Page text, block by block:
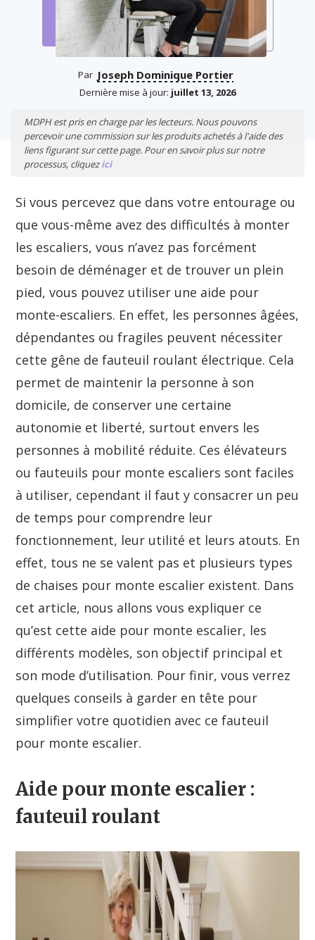
Par Joseph Dominique Portier
Dernière mise à jour: juillet 13, 2026
MDPH est pris en charge par les lecteurs. Nous pouvons
percevoir une commission sur les produits achetés à l'aide des
liens figurant sur cette page. Pour en savoir plus sur notre
processus, cliquezici
Si vous percevez que dans votre entourage ou
que vous-même avez des difficultés à monter
les escaliers, vous n’avez pas forcément
besoin de déménager et de trouver un plein
pied, vous pouvez utiliser une aide pour
monte-escaliers. En effet, les personnes âgées,
dépendantes ou fragiles peuvent nécessiter
cette gêne de fauteuil roulant électrique. Cela
permet de maintenir la personne à son
domicile, de conserver une certaine
autonomie et liberté, surtout envers les
personnes à mobilité réduite. Ces élévateurs
ou fauteuils pour monte escaliers sont faciles
à utiliser, cependant il faut y consacrer un peu
de temps pour comprendre leur
fonctionnement, leur utilité et leurs atouts. En
effet, tous ne se valent pas et plusieurs types
de chaises pour monte escalier existent. Dans
cet article, nous allons vous expliquer ce
qu’est cette aide pour monte escalier, les
différents modèles, son objectif principal et
son mode d’utilisation. Pour finir, vous verrez
quelques conseils à garder en tête pour
simplifier votre quotidien avec ce fauteuil
pour monte escalier.
Aide pour monte escalier :
fauteuil roulant